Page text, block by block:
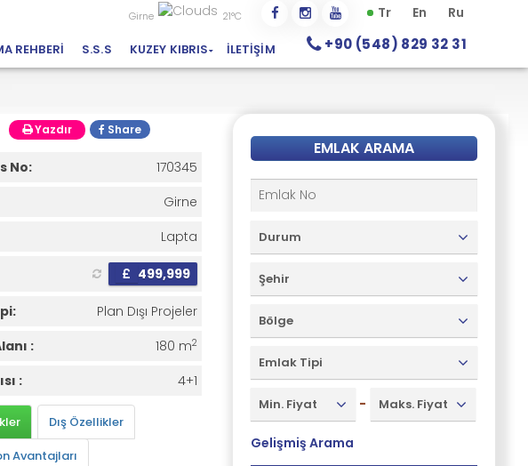
Tr En Ru
Girne 21°C
+90 (548) 829 32 31
REHBERI S.S.S KUZEY KIBRIS İLETIŞIM
Yazdır Share
No:
170345
Girne
Lapta
£ 499,999
Plan Dışı Projeler
:
180 m2
: 4+1
Dış Özellikler
Avantajları
EMLAK ARAMA
Durum
Şehir
Bölge
Emlak Tipi
Min. Fiyat - Maks. Fiyat
Gelişmiş Arama